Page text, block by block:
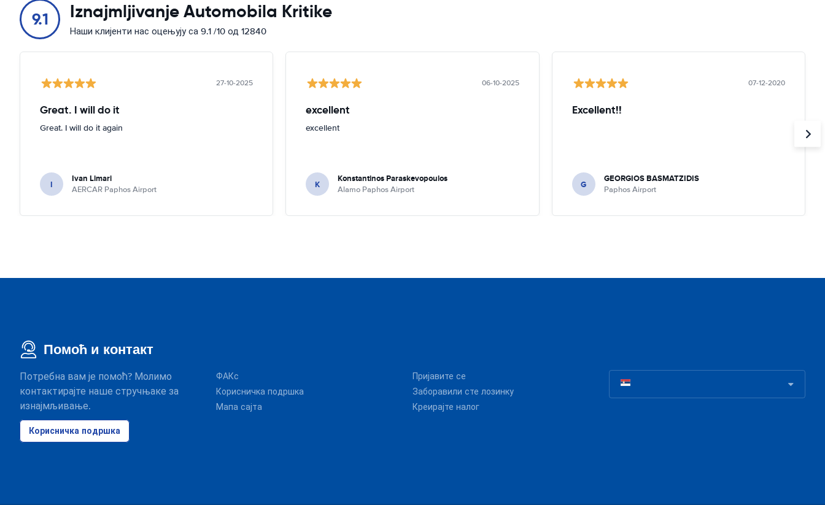
9.1 Iznajmljivanje Automobila Kritike
Наши клијенти нас оцењују са 9.1 /10 од 12840
27-10-2025
Great. I will do it
Great. I will do it again
I Ivan Limari
AERCAR Paphos Airport
06-10-2025
excellent
excellent
K Konstantinos Paraskevopoulos
Alamo Paphos Airport
07-12-2020
Excellent!!
G GEORGIOS BASMATZIDIS
Paphos Airport
Помоћ и контакт
Потребна вам је помоћ? Молимо
контактирајте наше стручњаке за
изнајмљивање.
Корисничка подршка
ФАКс
Корисничка подршка
Мапа сајта
Пријавите се
Заборавили сте лозинку
Креирајте налог